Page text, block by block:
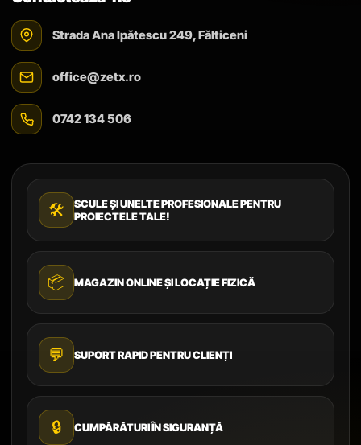
Strada Ana Ipătescu 249, Fălticeni
office@zetx.ro
0742 134 506
🛠️
SCULE ȘI UNELTE PROFESIONALE PENTRU
PROIECTELE TALE!
📦 MAGAZIN ONLINE ȘI LOCAȚIE FIZICĂ
💬 SUPORT RAPID PENTRU CLIENȚI
🔒 CUMPĂRĂTURI ÎN SIGURANȚĂ